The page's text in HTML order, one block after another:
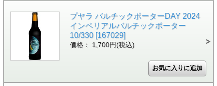
プヤラ バルチックポーターDAY 2024
インペリアルバルチックポーター
10/330 [167029]
価格： 1,700円(税込)